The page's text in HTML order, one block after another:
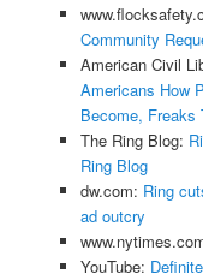
Community
American Civil
Americans How
Become, Freaks
The Ring Blog:
Ring Blog
dw.com: Ring
ad outcry
YouTube: